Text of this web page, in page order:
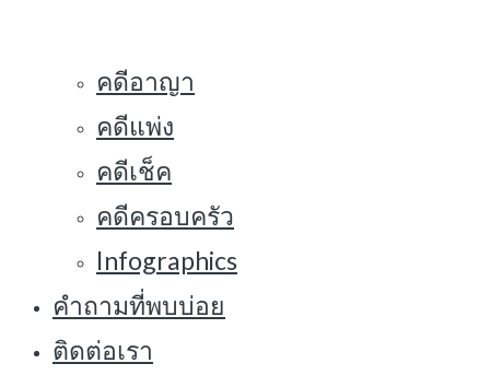
คดีอาญา
คดีแพ่ง
คดีเช็ค
คดีครอบครัว
Infographics
คำถามที่พบบ่อย
ติดต่อเรา